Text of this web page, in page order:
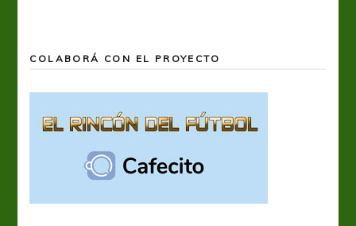
COLABORÁ CON EL PROYECTO